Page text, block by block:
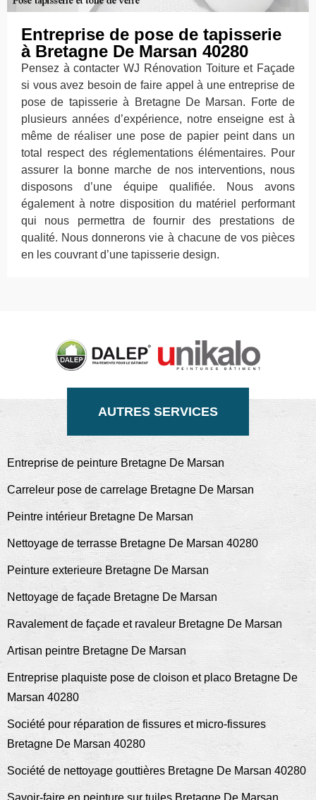
Entreprise de pose de tapisserie
à Bretagne De Marsan 40280
Pensez à contacter WJ Rénovation Toiture et Façade
si vous avez besoin de faire appel à une entreprise de
pose de tapisserie à Bretagne De Marsan. Forte de
plusieurs années d’expérience, notre enseigne est à
même de réaliser une pose de papier peint dans un
total respect des réglementations élémentaires. Pour
assurer la bonne marche de nos interventions, nous
disposons d’une équipe qualifiée. Nous avons
également à notre disposition du matériel performant
qui nous permettra de fournir des prestations de
qualité. Nous donnerons vie à chacune de vos pièces
en les couvrant d’une tapisserie design.
AUTRES SERVICES
Entreprise de peinture Bretagne De Marsan
Carreleur pose de carrelage Bretagne De Marsan
Peintre intérieur Bretagne De Marsan
Nettoyage de terrasse Bretagne De Marsan 40280
Peinture exterieure Bretagne De Marsan
Nettoyage de façade Bretagne De Marsan
Ravalement de façade et ravaleur Bretagne De Marsan
Artisan peintre Bretagne De Marsan
Entreprise plaquiste pose de cloison et placo Bretagne De
Marsan 40280
Société pour réparation de fissures et micro-fissures
Bretagne De Marsan 40280
Société de nettoyage gouttières Bretagne De Marsan 40280